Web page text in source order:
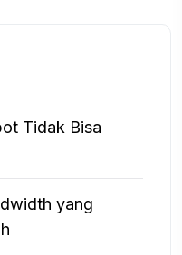
Tidak Bisa
yang